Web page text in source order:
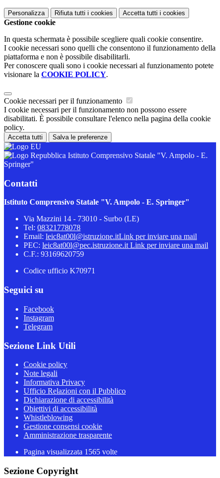
Personalizza Rifiuta tutti i cookies Accetta tutti i cookies
Gestione cookie
In questa schermata è possibile scegliere quali cookie consentire.
I cookie necessari sono quelli che consentono il funzionamento della
piattaforma e non è possibile disabilitarli.
Per conoscere quali sono i cookie necessari al funzionamento potete
visionare la COOKIE POLICY.
Cookie necessari per il funzionamento
I cookie necessari per il funzionamento non possono essere
disabilitati. È possibile consultare l'elenco nella pagina della cookie
policy.
Accetta tutti Salva le preferenze
Istituto Comprensivo Statale "V. Ampolo - E.
Springer"
Contatti
Istituto Comprensivo Statale "V. Ampolo - E. Springer"
Via Mazzini 14 - 73010 - Surbo (LE)
Tel: 08321778078
Email: leic8at00l@istruzione.itLink per inviare una mail
PEC: leic8at00l@pec.istruzione.it Link per inviare una mail
C.F.: 93169620759
Codice ufficio K70971
Seguici su
Facebook
Instagram
Telegram
Sezione Link Utili
Cookie policy
Note legali
Informativa Privacy
Ufficio Relazioni con il Pubblico
Dichiarazione di accessibilità
Obiettivi di accessibilità
Whistleblowing
Gestione consensi cookie
Amministrazione trasparente
Pagina visualizzata 1565 volte
Sezione Copyright